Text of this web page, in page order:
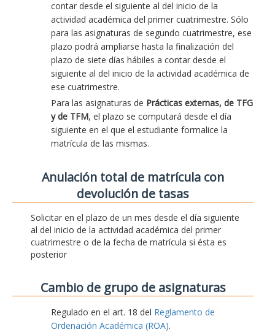
contar desde el siguiente al del inicio de la
actividad académica del primer cuatrimestre. Sólo
para las asignaturas de segundo cuatrimestre, ese
plazo podrá ampliarse hasta la finalización del
plazo de siete días hábiles a contar desde el
siguiente al del inicio de la actividad académica de
ese cuatrimestre.
Para las asignaturas de Prácticas externas, de TFG
y de TFM, el plazo se computará desde el día
siguiente en el que el estudiante formalice la
matrícula de las mismas.
Anulación total de matrícula con
devolución de tasas
Solicitar en el plazo de un mes desde el día siguiente
al del inicio de la actividad académica del primer
cuatrimestre o de la fecha de matrícula si ésta es
posterior
Cambio de grupo de asignaturas
Regulado en el art. 18 del Reglamento de
Ordenación Académica (ROA).